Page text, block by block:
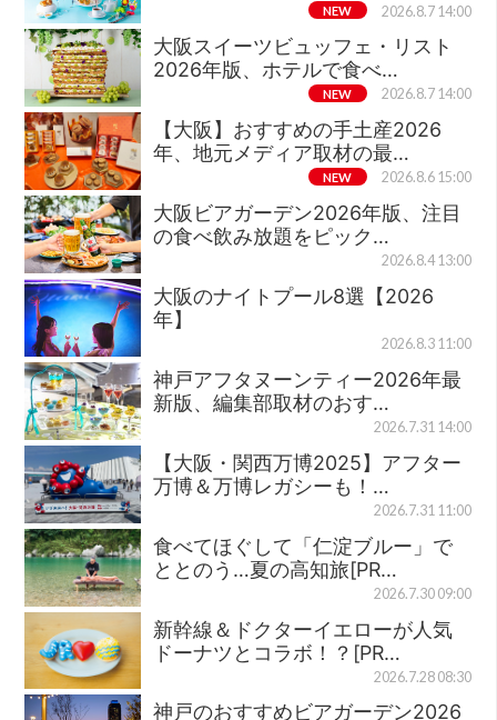
NEW 2026.8.7 14:00
大阪スイーツビュッフェ・リスト
2026年版、ホテルで食べ…
NEW 2026.8.7 14:00
【大阪】おすすめの手土産2026
年、地元メディア取材の最…
NEW 2026.8.6 15:00
大阪ビアガーデン2026年版、注目
の食べ飲み放題をピック…
2026.8.4 13:00
大阪のナイトプール8選【2026
年】
2026.8.3 11:00
神戸アフタヌーンティー2026年最
新版、編集部取材のおす…
2026.7.31 14:00
【大阪・関西万博2025】アフター
万博＆万博レガシーも！…
2026.7.31 11:00
食べてほぐして「仁淀ブルー」で
ととのう…夏の高知旅[PR…
2026.7.30 09:00
新幹線＆ドクターイエローが人気
ドーナツとコラボ！？[PR…
2026.7.28 08:30
神戸のおすすめビアガーデン2026